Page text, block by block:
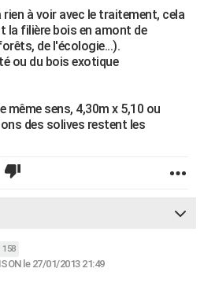
à voir avec le traitement, cela
la filière bois en amont de
de l'écologie...).
ou du bois exotique
même sens, 4,30m x 5,10 ou
des solives restent les
158
le 27/01/2013 21:49